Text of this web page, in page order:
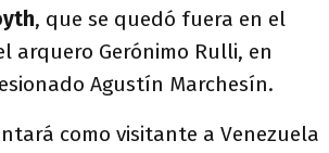
, que se quedó fuera en el
arquero Gerónimo Rulli, en
Agustín Marchesín.
como visitante a Venezuela